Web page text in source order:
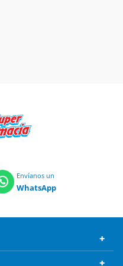
Envíanos un
WhatsApp